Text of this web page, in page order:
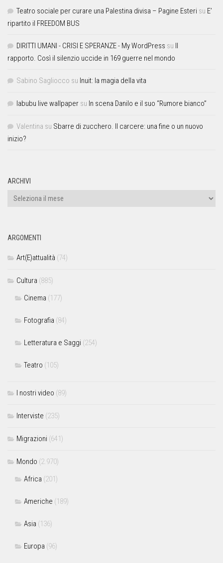
Teatro sociale per curare una Palestina divisa – Pagine Esteri su E’
ripartito il FREEDOM BUS
DIRITTI UMANI - CRISI E SPERANZE - My WordPress su Il
rapporto. Così il silenzio uccide in 169 guerre nel mondo
Sabino Sagliocco su Inuit: la magia della vita
labubu live wallpaper su In scena Danilo e il suo “Rumore bianco”
Valentina su Sbarre di zucchero. Il carcere: una fine o un nuovo
inizio?
ARCHIVI
ARGOMENTI
Art(E)attualità (74)
Cultura (885)
Cinema (177)
Fotografia (84)
Letteratura e Saggi (254)
Teatro (105)
I nostri video (89)
Interviste (235)
Migrazioni (641)
Mondo (2.970)
Africa (201)
Americhe (189)
Asia (136)
Europa (96)